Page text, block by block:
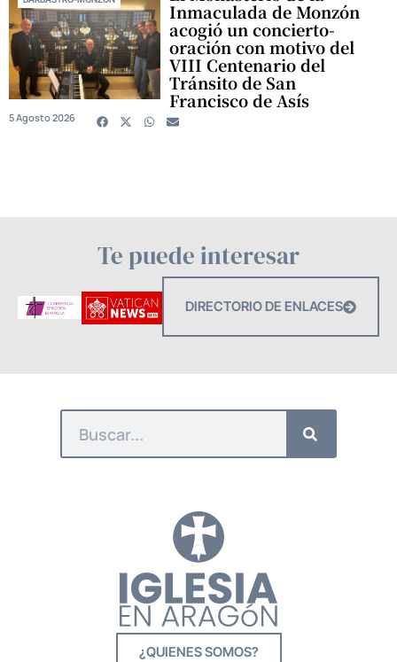
Inmaculada de Monzón
acogió un concierto-
oración con motivo del
VIII Centenario del
Tránsito de San
Francisco de Asís
5 Agosto 2026
Te puede interesar
DIRECTORIO DE ENLACES
¿QUIENES SOMOS?